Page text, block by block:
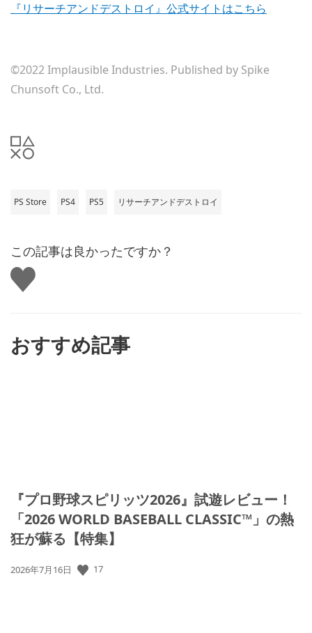
『リサーチアンドデストロイ』公式サイトはこちら
©2022 Implausible Industries. Published by Spike
Chunsoft Co., Ltd.
PS Store PS4 PS5 リサーチアンドデストロイ
この記事は良かったですか？
い
い
おすすめ記事
『プロ野球スピリッツ2026』試遊レビュー！
「2026 WORLD BASEBALL CLASSIC™」の熱
狂が蘇る【特集】
公
2026年7月16日 17